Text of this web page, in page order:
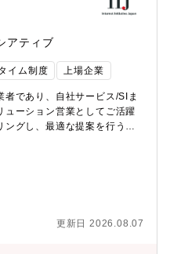
アティブ
イム制度 上場企業
者であり、自社サービス/SIま
ューション営業としてご活躍
グし、最適な提案を行うア
ウド、セキュリティといっ
SIから運用に至るまで顧客の
ンを総合的に提案します。★
クインフラ「IIJ Omnibusサー
タル・ワークプレイス」支援
更新日 2026.08.07